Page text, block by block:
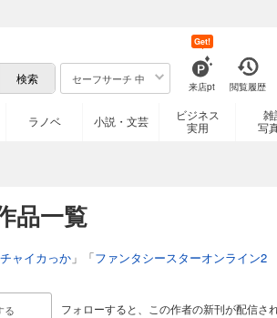
セーフサーチ 中
来店pt
Get!
閲覧履歴
ラノベ 小説・文芸
ビジネス
実用
雑
写
品一覧
ャイカっか 」「ファンタシースターオンライン
る フォローすると、この作者の新刊が配信さ